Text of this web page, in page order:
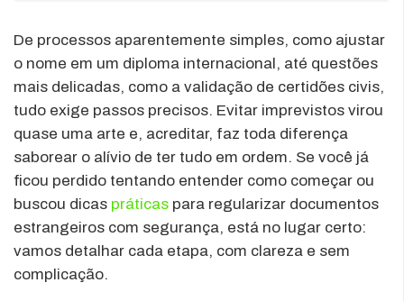
De processos aparentemente simples, como ajustar
o nome em um diploma internacional, até questões
mais delicadas, como a validação de certidões civis,
tudo exige passos precisos. Evitar imprevistos virou
quase uma arte e, acreditar, faz toda diferença
saborear o alívio de ter tudo em ordem. Se você já
ficou perdido tentando entender como começar ou
buscou dicas práticas para regularizar documentos
estrangeiros com segurança, está no lugar certo:
vamos detalhar cada etapa, com clareza e sem
complicação.